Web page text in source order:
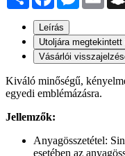
Leírás
Utoljára megtekintett
Vásárlói
Kiváló minőségű,
egyedi emblémázásra.
Jellemzők:
Anyagösszetétel:
esetében az